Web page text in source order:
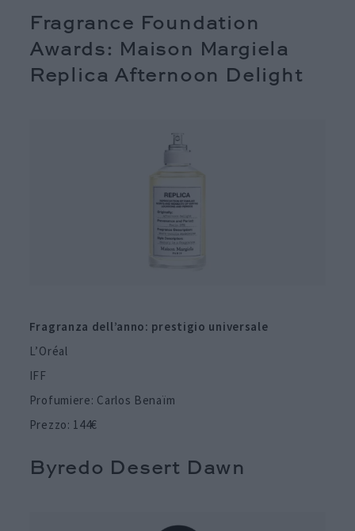
Fragrance Foundation
Awards: Maison Margiela
Replica Afternoon Delight
Fragranza dell’anno: prestigio universale
L’Oréal
IFF
Profumiere: Carlos Benaïm
Prezzo: 144€
Byredo Desert Dawn